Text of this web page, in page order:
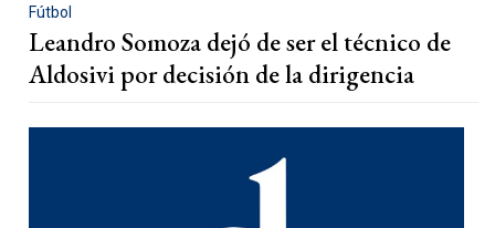
Fútbol
Leandro Somoza dejó de ser el técnico de
Aldosivi por decisión de la dirigencia